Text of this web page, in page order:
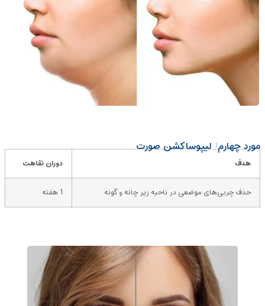
مورد چهارم: لیپوساکشن صورت
هدف دوران نقاهت
حذف چربی‌های موضعی در ناحیه زیر چانه و گونه 1 هفته